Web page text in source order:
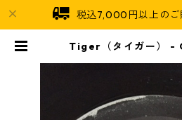
税込7,000円以上のご
Tiger（タイガー） -